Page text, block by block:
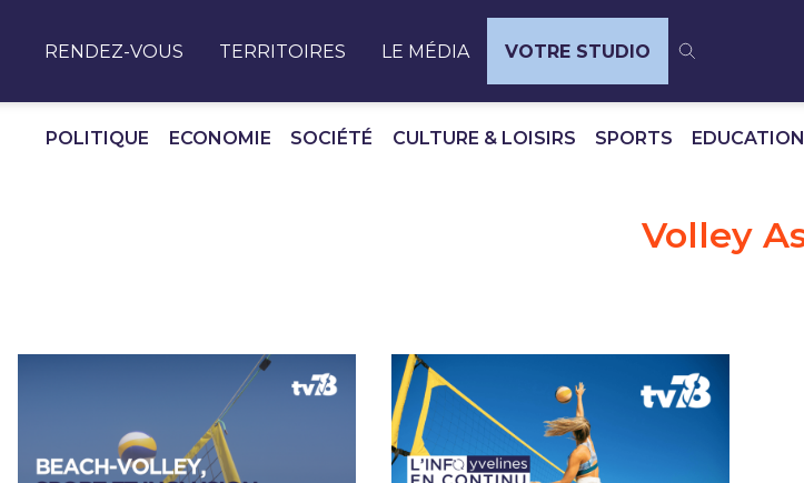
RENDEZ-VOUS TERRITOIRES LE MÉDIA VOTRE STUDIO
POLITIQUE ECONOMIE SOCIÉTÉ CULTURE & LOISIRS SPORTS EDUCATION
Volley